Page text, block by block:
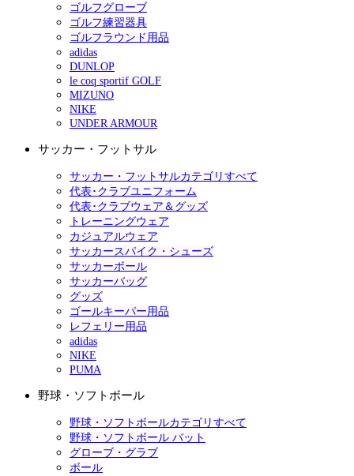
ゴルフグローブ
ゴルフ練習器具
ゴルフラウンド用品
adidas
DUNLOP
le coq sportif GOLF
MIZUNO
NIKE
UNDER ARMOUR
サッカー・フットサル
サッカー・フットサルカテゴリすべて
代表･クラブユニフォーム
代表･クラブウェア＆グッズ
トレーニングウェア
カジュアルウェア
サッカースパイク・シューズ
サッカーボール
サッカーバッグ
グッズ
ゴールキーパー用品
レフェリー用品
adidas
NIKE
PUMA
野球・ソフトボール
野球・ソフトボールカテゴリすべて
野球・ソフトボール バット
グローブ・グラブ
ボール